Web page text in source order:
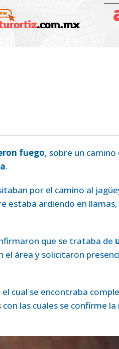
fuego, sobre un
.
por el camino al
estaba ardiendo en
que se trataba de
área y solicitaron
cual se encontraba
las cuales se confirme